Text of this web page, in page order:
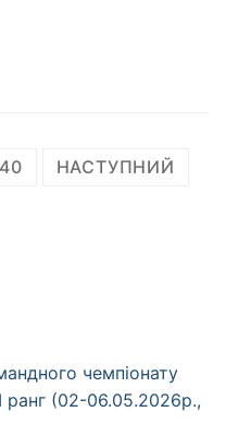
40 НАСТУПНИЙ
чемпіонату
ранг (02-06.05.2026р.,